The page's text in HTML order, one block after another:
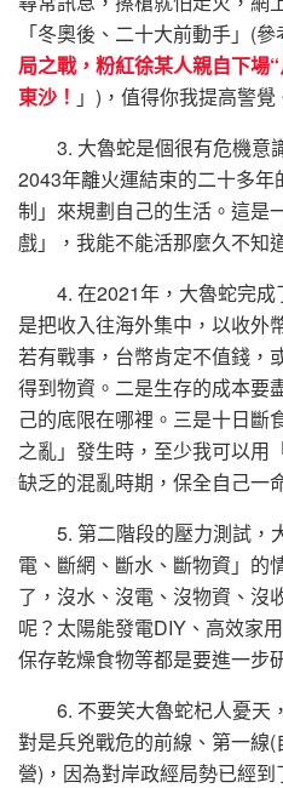
「冬奧後、二十大前動手」(
局之戰，粉紅徐某人親自下場
東沙！ 」)，值得你我提高警覺
3. 大魯蛇是個很有危機意
2043年離火運結束的二十多
制」來規劃自己的生活。這是
戲」，我能不能活那麼久不知
4. 在2021年，大魯蛇完成
是把收入往海外集中，以收外
若有戰事，台幣肯定不值錢，
得到物資。二是生存的成本要
己的底限在哪裡。三是十日斷
之亂」發生時，至少我可以用
缺乏的混亂時期，保全自己一
5. 第二階段的壓力測試，
電、斷網、斷水、斷物資」的
了，沒水、沒電、沒物資、沒
呢？太陽能發電DIY、高效家
保存乾燥食物等都是要進一步
6. 不要笑大魯蛇杞人憂天
對是兵兇戰危的前線、第一線
營)，因為對岸政經局勢已經